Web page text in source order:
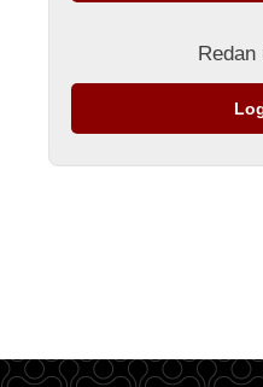
Redan